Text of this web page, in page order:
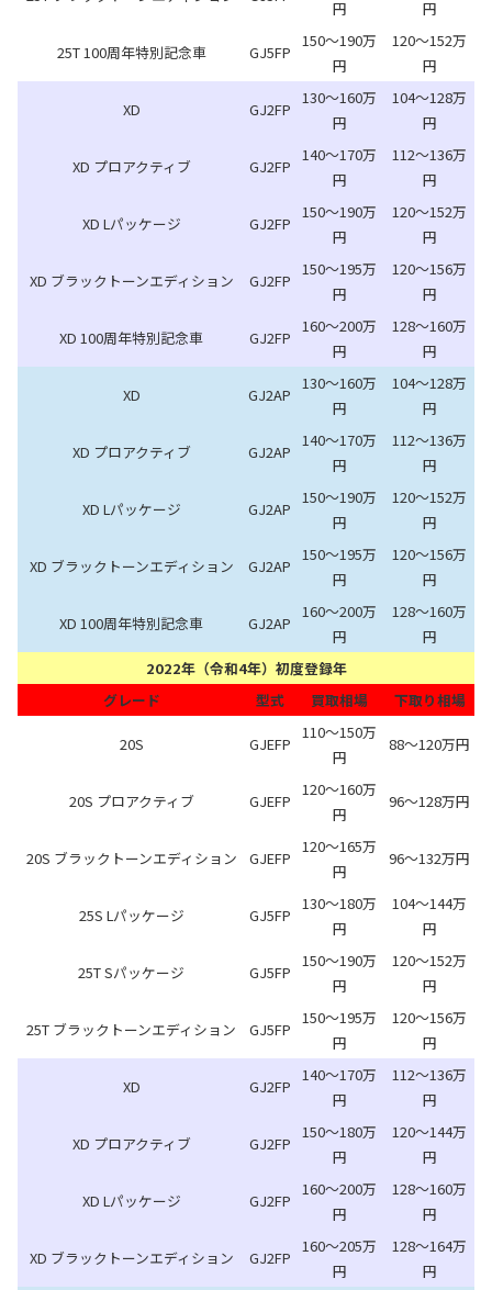
円 円
25T 100周年特別記念車 GJ5FP
150～190万
円
120～152万
円
XD GJ2FP
130～160万
円
104～128万
円
XD プロアクティブ GJ2FP
140～170万
円
112～136万
円
XD Lパッケージ GJ2FP
150～190万
円
120～152万
円
XD ブラックトーンエディション GJ2FP
150～195万
円
120～156万
円
XD 100周年特別記念車 GJ2FP
160～200万
円
128～160万
円
XD GJ2AP
130～160万
円
104～128万
円
XD プロアクティブ GJ2AP
140～170万
円
112～136万
円
XD Lパッケージ GJ2AP
150～190万
円
120～152万
円
XD ブラックトーンエディション GJ2AP
150～195万
円
120～156万
円
XD 100周年特別記念車 GJ2AP
160～200万
円
128～160万
円
2022年（令和4年）初度登録年
グレード
型式 買取相場 下取り相場
20S GJEFP
110～150万
円
88～120万円
20S プロアクティブ GJEFP
120～160万
円
96～128万円
20S ブラックトーンエディション GJEFP
120～165万
円
96～132万円
25S Lパッケージ GJ5FP
130～180万
円
104～144万
円
25T Sパッケージ GJ5FP
150～190万
円
120～152万
円
25T ブラックトーンエディション GJ5FP
150～195万
円
120～156万
円
XD GJ2FP
140～170万
円
112～136万
円
XD プロアクティブ GJ2FP
150～180万
円
120～144万
円
XD Lパッケージ GJ2FP
160～200万
円
128～160万
円
XD ブラックトーンエディション GJ2FP
160～205万
円
128～164万
円